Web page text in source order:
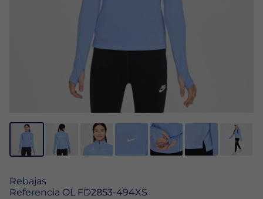
Rebajas
Referencia OL FD2853-494XS